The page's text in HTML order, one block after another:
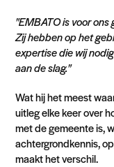
"EMBATO is voor
Zij hebben op het
expertise die wij
aan de slag."
Wat hij het meest
uitleg elke keer over
met de gemeente is,
achtergrondkennis,
maakt het verschil.